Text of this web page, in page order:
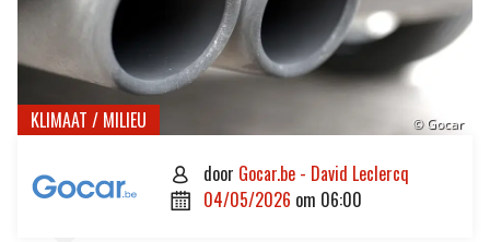
© Gocar
KLIMAAT / MILIEU
 door Gocar.be - David Leclercq
 04/05/2026 om 06:00